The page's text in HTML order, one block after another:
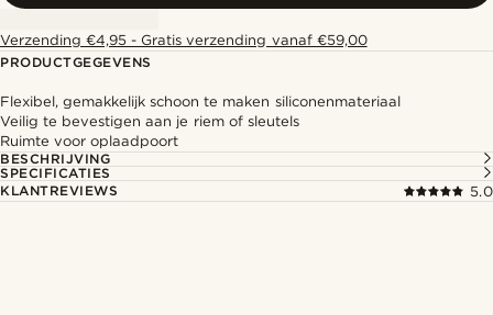
Verzending €4,95 - Gratis verzending vanaf €59,00
PRODUCTGEGEVENS
Flexibel, gemakkelijk schoon te maken siliconenmateriaal
Veilig te bevestigen aan je riem of sleutels
Ruimte voor oplaadpoort
BESCHRIJVING
SPECIFICATIES
KLANTREVIEWS
5.0